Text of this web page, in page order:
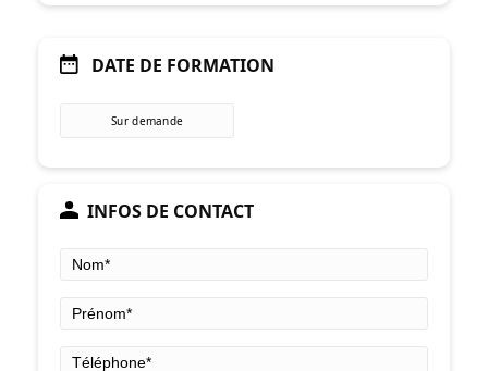
DATE DE FORMATION
Sur demande
INFOS DE CONTACT